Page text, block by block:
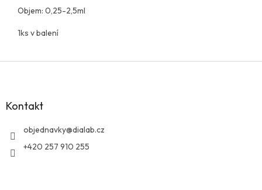
Objem: 0,25-2,5ml
1ks v balení
Z
Kontakt
objednavky@dialab.cz
+420 257 910 255